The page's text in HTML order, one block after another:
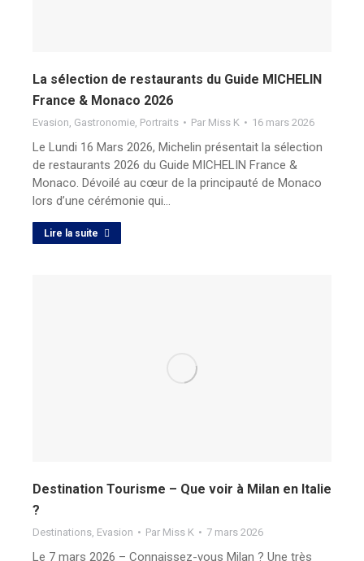
La sélection de restaurants du Guide MICHELIN
France & Monaco 2026
Evasion Gastronomie Portraits Par Miss K 16 mars 2026
Le Lundi 16 Mars 2026, Michelin présentait la sélection
de restaurants 2026 du Guide MICHELIN France &
Monaco. Dévoilé au cœur de la principauté de Monaco
lors d’une cérémonie qui…
Lire la suite
Destination Tourisme – Que voir à Milan en Italie
?
Destinations Evasion Par Miss K 7 mars 2026
Le 7 mars 2026 – Connaissez-vous Milan ? Une très